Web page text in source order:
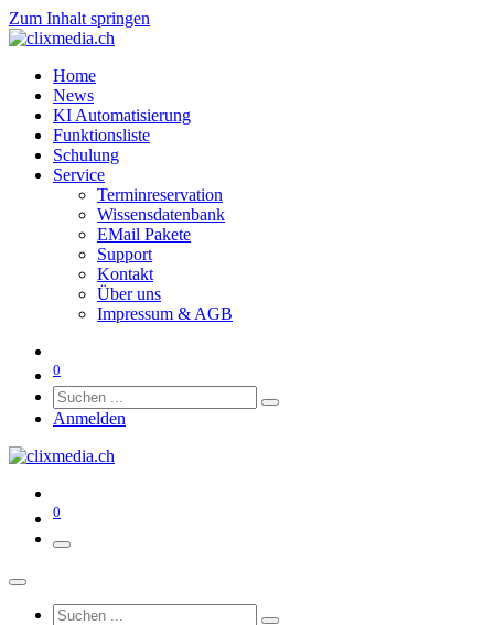
Zum Inhalt springen
Home
News
KI Automatisierung
Funktionsliste
Schulung
Service
Terminreservation
Wissensdatenbank
EMail Pakete
Support
Kontakt
Über uns
Impressum & AGB
0
Anmelden
0